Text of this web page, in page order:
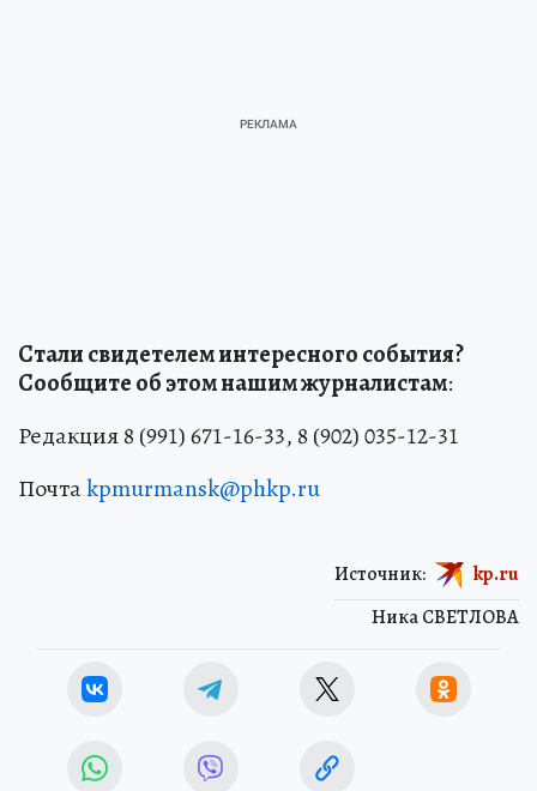
Стали свидетелем интересного события?
Сообщите об этом нашим журналистам:
Редакция 8 (991) 671-16-33, 8 (902) 035-12-31
Почтаkpmurmansk@phkp.ru
Ника СВЕТЛОВА
Источник: kp.ru